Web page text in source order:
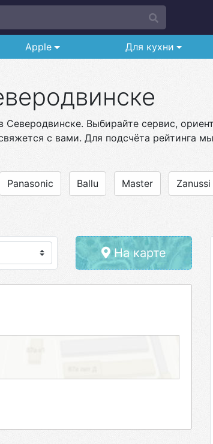
Apple Для кухни
Выбирайте сервис,
с вами. Для подсчёта рейтинга
Panasonic Ballu Master Zanussi
На карте